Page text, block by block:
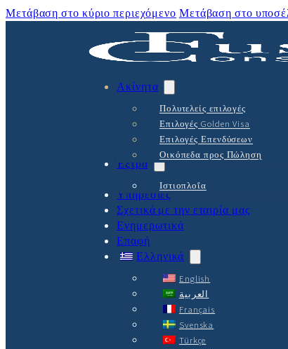
Μετάβαση στο κύριο περιεχόμενο Μετάβαση στο
Ακίνητα
Πολυτελείς επιλογές
Επιλογές Golden Visa
Επιλογές Επενδύσεων
Οικόπεδα προς Πώληση
Έξτρα
Ιστιοπλοΐα
Υπηρεσίες
Σχετικά με την εταιρία μας
Ενημερωτικά
Επαφή
Ελληνικά
English
العربية
Français
Svenska
Türkçe